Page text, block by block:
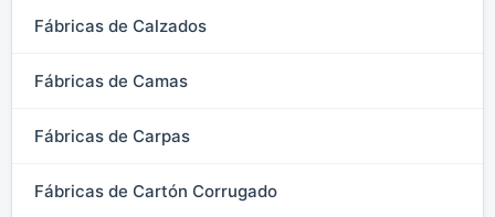
Fábricas de Calzados
Fábricas de Camas
Fábricas de Carpas
Fábricas de Cartón Corrugado